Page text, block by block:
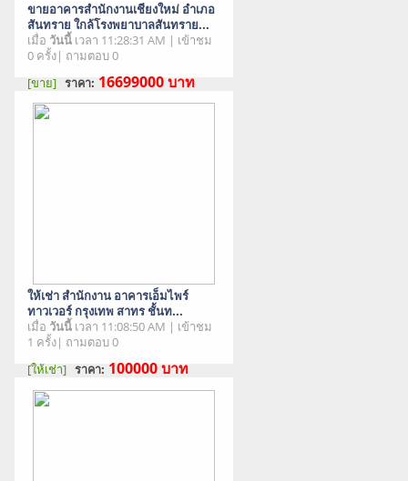
ขายอาคารสำนักงานเชียงใหม่ อำเภอ
สันทราย ใกล้โรงพยาบาลสันทราย...
เมื่อ วันนี้เวลา 11:28:31 AM | เข้าชม
0 ครั้ง| ถามตอบ 0
[ขาย] ราคา: 16699000บาท
ให้เช่า สำนักงาน อาคารเอ็มไพร์
ทาวเวอร์ กรุงเทพ สาทร ชั้นท...
เมื่อ วันนี้เวลา 11:08:50 AM | เข้าชม
1 ครั้ง| ถามตอบ 0
[ให้เช่า] ราคา: 100000บาท